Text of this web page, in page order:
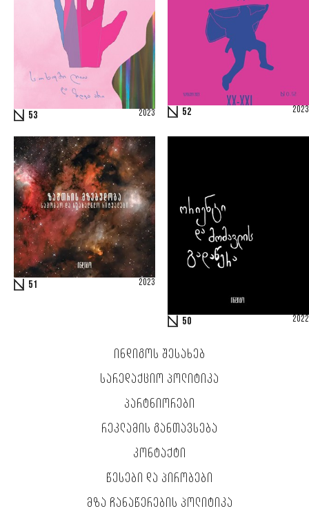
53 2023 52 2023
51 2023
50 2022
ᲘᲜᲓᲘᲒᲝᲡ ᲨᲔᲡᲐᲮᲔᲑ
ᲡᲐᲠᲔᲓᲐᲥᲪᲘᲝ ᲞᲝᲚᲘᲢᲘᲙᲐ
ᲞᲐᲠᲢᲜᲘᲝᲠᲔᲑᲘ
ᲠᲔᲙᲚᲐᲛᲘᲡ ᲒᲐᲜᲗᲐᲕᲡᲔᲑᲐ
ᲙᲝᲜᲢᲐᲥᲢᲘ
ᲬᲔᲡᲔᲑᲘ ᲓᲐ ᲞᲘᲠᲝᲑᲔᲑᲘ
ᲛᲖᲐ ᲩᲐᲜᲐᲬᲔᲠᲔᲑᲘᲡ ᲞᲝᲚᲘᲢᲘᲙᲐ